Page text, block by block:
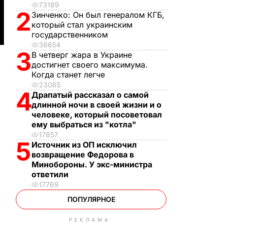
73189
2 Зинченко: Он был генералом КГБ,
который стал украинским
государственником
36654
3В четверг жара в Украине
достигнет своего максимума.
Когда станет легче
23065
4Драпатый рассказал о самой
длинной ночи в своей жизни и о
человеке, который посоветовал
ему выбраться из "котла"
17857
5 Источник из ОП исключил
возвращение Федорова в
Минобороны. У экс-министра
ответили
17769
ПОПУЛЯРНОЕ
РЕКЛАМА